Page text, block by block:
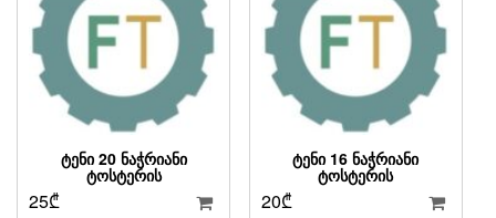
ᲢᲔᲜᲘ 20 ᲜᲐᲭᲠᲘᲐᲜᲘ
ᲢᲝᲡᲢᲔᲠᲘᲡ
25₾
ᲢᲔᲜᲘ 16 ᲜᲐᲭᲠᲘᲐᲜᲘ
ᲢᲝᲡᲢᲔᲠᲘᲡ
20₾